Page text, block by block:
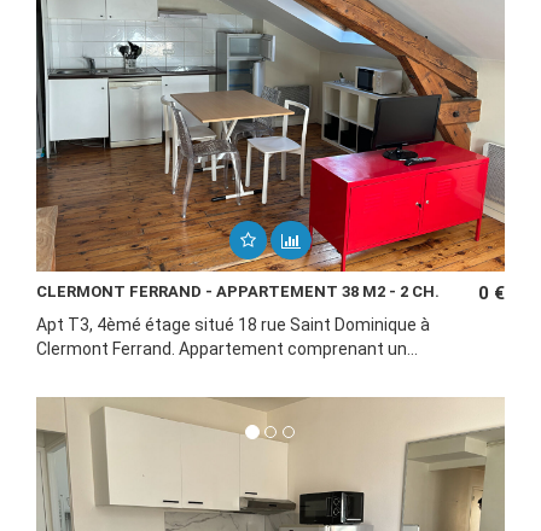
CLERMONT FERRAND - APPARTEMENT 38 M2 - 2 CH. 0 €
Apt T3, 4èmé étage situé 18 rue Saint Dominique à
Clermont Ferrand. Appartement comprenant un...